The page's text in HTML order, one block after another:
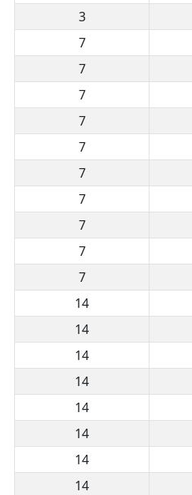
3
7
7
7
7
7
7
7
7
7
7
14
14
14
14
14
14
14
14